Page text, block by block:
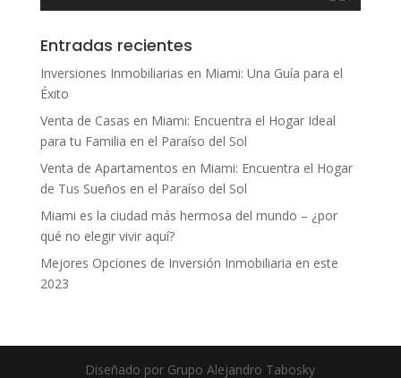
Entradas recientes
Inversiones Inmobiliarias en Miami: Una Guía para el
Éxito
Venta de Casas en Miami: Encuentra el Hogar Ideal
para tu Familia en el Paraíso del Sol
Venta de Apartamentos en Miami: Encuentra el Hogar
de Tus Sueños en el Paraíso del Sol
Miami es la ciudad más hermosa del mundo – ¿por
qué no elegir vivir aquí?
Mejores Opciones de Inversión Inmobiliaria en este
2023
Diseñado por Grupo Alejandro Tabosky